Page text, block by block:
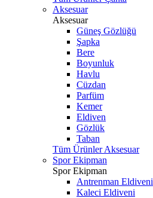
Aksesuar
Aksesuar
Güneş Gözlüğü
Şapka
Bere
Boyunluk
Havlu
Cüzdan
Parfüm
Kemer
Eldiven
Gözlük
Taban
Tüm Ürünler Aksesuar
Spor Ekipman
Spor Ekipman
Antrenman Eldiveni
Kaleci Eldiveni